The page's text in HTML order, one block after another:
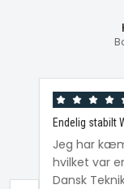
Endelig stabilt
Jeg har
hvilket var
Dansk